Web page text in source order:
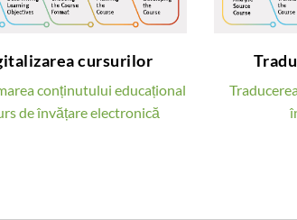
cursurilor
conținutului educațional
de învățare electronică
educaționale obișnuite
în cele mai avansate
cursuri digitale